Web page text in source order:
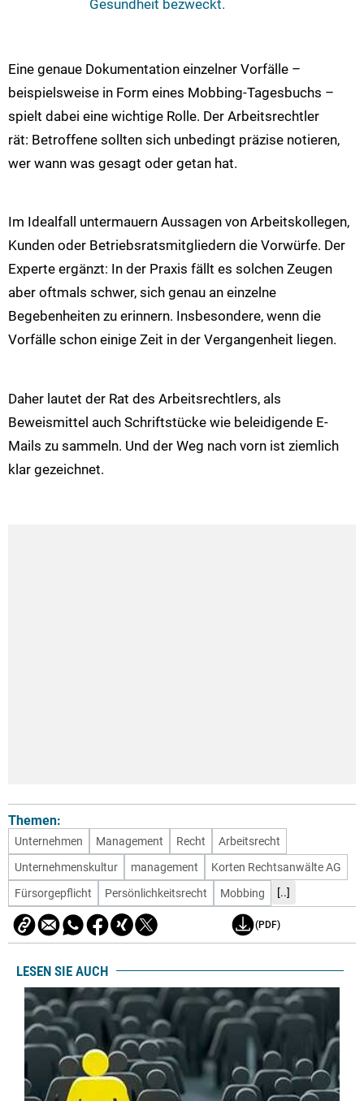
Gesundheit bezweckt.
Eine genaue Dokumentation einzelner Vorfälle –
beispielsweise in Form eines Mobbing-Tagesbuchs –
spielt dabei eine wichtige Rolle. Der Arbeitsrechtler
rät: Betroffene sollten sich unbedingt präzise notieren,
wer wann was gesagt oder getan hat.
Im Idealfall untermauern Aussagen von Arbeitskollegen,
Kunden oder Betriebsratsmitgliedern die Vorwürfe. Der
Experte ergänzt: In der Praxis fällt es solchen Zeugen
aber oftmals schwer, sich genau an einzelne
Begebenheiten zu erinnern. Insbesondere, wenn die
Vorfälle schon einige Zeit in der Vergangenheit liegen.
Daher lautet der Rat des Arbeitsrechtlers, als
Beweismittel auch Schriftstücke wie beleidigende E-
Mails zu sammeln. Und der Weg nach vorn ist ziemlich
klar gezeichnet.
Themen:
Unternehmen Management Recht
Arbeitsrecht
Unternehmenskultur
management
Korten Rechtsanwälte AG
Fürsorgepflicht
Persönlichkeitsrecht Mobbing [..]
(PDF)
LESEN SIE AUCH